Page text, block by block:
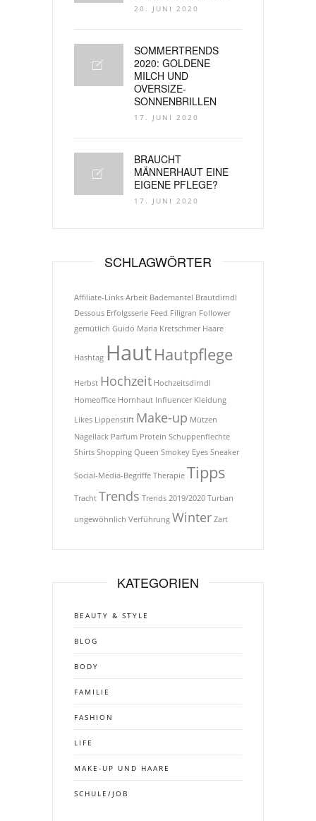
20. JUNI 2020
SOMMERTRENDS
2020: GOLDENE
MILCH UND
OVERSIZE-
SONNENBRILLEN
17. JUNI 2020
BRAUCHT
MÄNNERHAUT EINE
EIGENE PFLEGE?
17. JUNI 2020
SCHLAGWÖRTER
Affiliate-Links Arbeit Bademantel Brautdirndl
Dessous Erfolgsserie Feed Filigran Follower
gemütlich Guido Maria Kretschmer Haare
Hashtag HautHautpflege
Herbst Hochzeit Hochzeitsdirndl
Homeoffice Hornhaut Influencer Kleidung
Likes Lippenstift Make-up Mützen
Nagellack Parfum Protein Schuppenflechte
Shirts Shopping Queen Smokey Eyes Sneaker
Social-Media-Begriffe Therapie Tipps
Tracht Trends Trends 2019/2020 Turban
ungewöhnlich Verführung Winter Zart
KATEGORIEN
BEAUTY & STYLE
BLOG
BODY
FAMILIE
FASHION
LIFE
MAKE-UP UND HAARE
SCHULE/JOB